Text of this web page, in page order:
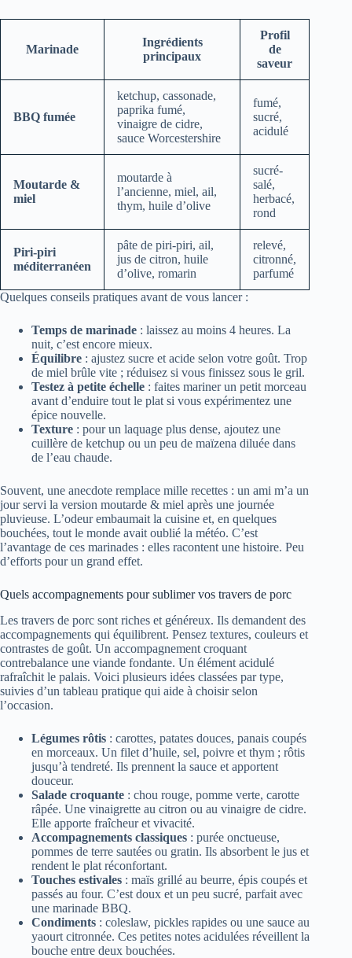
Marinade
Ingrédients
principaux
Profil
de
saveur
BBQ fumée
ketchup, cassonade,
paprika fumé,
vinaigre de cidre,
sauce Worcestershire
fumé,
sucré,
acidulé
Moutarde &
miel
moutarde à
l’ancienne, miel, ail,
thym, huile d’olive
sucré-
salé,
herbacé,
rond
Piri-piri
méditerranéen
pâte de piri-piri, ail,
jus de citron, huile
d’olive, romarin
relevé,
citronné,
parfumé
Quelques conseils pratiques avant de vous lancer :
Temps de marinade : laissez au moins 4 heures. La
nuit, c’est encore mieux.
Équilibre : ajustez sucre et acide selon votre goût. Trop
de miel brûle vite ; réduisez si vous finissez sous le gril.
Testez à petite échelle : faites mariner un petit morceau
avant d’enduire tout le plat si vous expérimentez une
épice nouvelle.
Texture : pour un laquage plus dense, ajoutez une
cuillère de ketchup ou un peu de maïzena diluée dans
de l’eau chaude.
Souvent, une anecdote remplace mille recettes : un ami m’a un
jour servi la version moutarde & miel après une journée
pluvieuse. L’odeur embaumait la cuisine et, en quelques
bouchées, tout le monde avait oublié la météo. C’est
l’avantage de ces marinades : elles racontent une histoire. Peu
d’efforts pour un grand effet.
Quels accompagnements pour sublimer vos travers de porc
Les travers de porc sont riches et généreux. Ils demandent des
accompagnements qui équilibrent. Pensez textures, couleurs et
contrastes de goût. Un accompagnement croquant
contrebalance une viande fondante. Un élément acidulé
rafraîchit le palais. Voici plusieurs idées classées par type,
suivies d’un tableau pratique qui aide à choisir selon
l’occasion.
Légumes rôtis : carottes, patates douces, panais coupés
en morceaux. Un filet d’huile, sel, poivre et thym ; rôtis
jusqu’à tendreté. Ils prennent la sauce et apportent
douceur.
Salade croquante : chou rouge, pomme verte, carotte
râpée. Une vinaigrette au citron ou au vinaigre de cidre.
Elle apporte fraîcheur et vivacité.
Accompagnements classiques : purée onctueuse,
pommes de terre sautées ou gratin. Ils absorbent le jus et
rendent le plat réconfortant.
Touches estivales : maïs grillé au beurre, épis coupés et
passés au four. C’est doux et un peu sucré, parfait avec
une marinade BBQ.
Condiments : coleslaw, pickles rapides ou une sauce au
yaourt citronnée. Ces petites notes acidulées réveillent la
bouche entre deux bouchées.